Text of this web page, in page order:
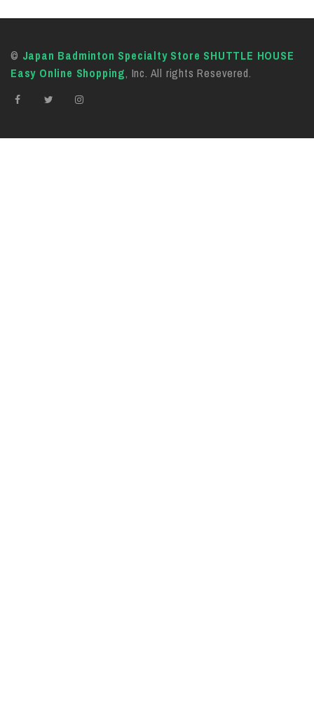
© Japan Badminton Specialty Store SHUTTLE HOUSE
Easy Online Shopping, Inc. All rights Resevered.